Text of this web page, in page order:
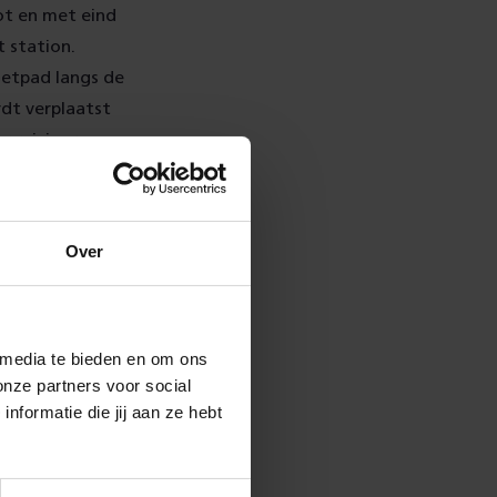
Over
te bieden en om ons
partners voor social
die jij aan ze hebt
en met eind
station.
langs de
verplaatst
reizigers en
is te
door van
de
Hierin